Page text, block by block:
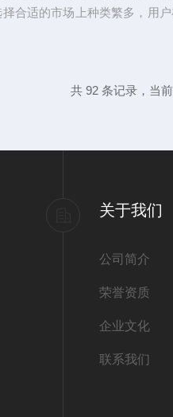
合适的市场上种类繁多，用
质量和安全性。2.仔细阅读使
共 92 条记录，当
关于我们
公司简介
荣誉资质
企业文化
联系我们